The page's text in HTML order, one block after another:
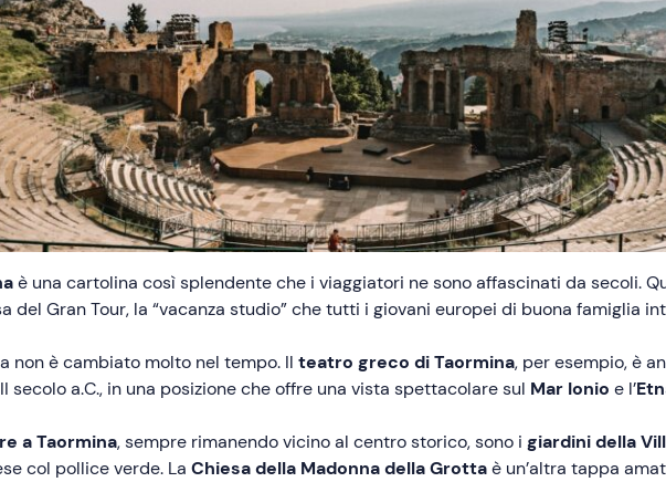
è una cartolina così splendente che i viaggiatori ne sono affascinati da secoli.
del Gran Tour, la “vacanza studio” che tutti i giovani europei di buona famiglia
non è cambiato molto nel tempo. Il teatro greco di Taormina, per esempio, è
secolo a.C., in una posizione che offre una vista spettacolare sul Mar Ionio e l’
a Taormina, sempre rimanendo vicino al centro storico, sono i giardini della
col pollice verde. La Chiesa della Madonna della Grottaè un’altra tappa